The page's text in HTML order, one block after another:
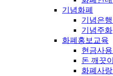
기념화폐
기념은행
기념주화
화폐홍보교육
현금사
돈 깨끗
화폐사